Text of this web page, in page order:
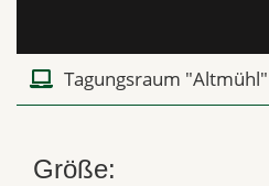
Tagungsraum "Altmühl"
Größe: